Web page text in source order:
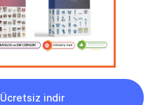
Ücretsiz indir